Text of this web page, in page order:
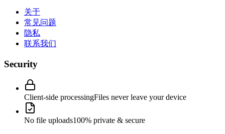
关于
常见问题
隐私
联系我们
Security
Client-side processingFiles never leave your device
No file uploads100% private & secure